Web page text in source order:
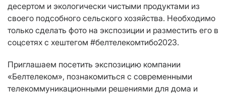
десертом и экологически чистыми продуктами из
своего подсобного сельского хозяйства. Необходимо
только сделать фото на экспозиции и разместить его в
соцсетях с хештегом #белтелекомтибо2023.
Приглашаем посетить экспозицию компании
«Белтелеком», познакомиться с современными
телекоммуникационными решениями для дома и